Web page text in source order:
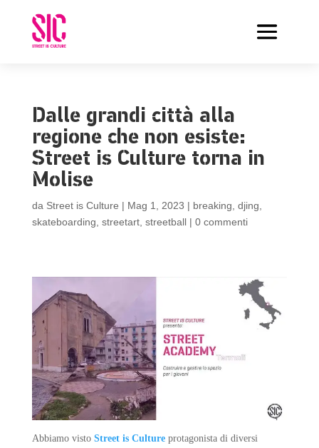
Dalle grandi città alla
regione che non esiste:
Street is Culture torna in
Molise
da Street is Culture | Mag 1, 2023 | breaking djing
skateboarding streetart, streetball| 0 commenti
Abbiamo visto Street is Culture protagonista di diversi